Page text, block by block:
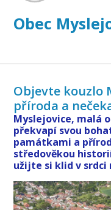
Obec
Objevte kouzlo
příroda a
Myslejovice, malá
překvapí svou
památkami a
středověkou
užijte si klid v srdci